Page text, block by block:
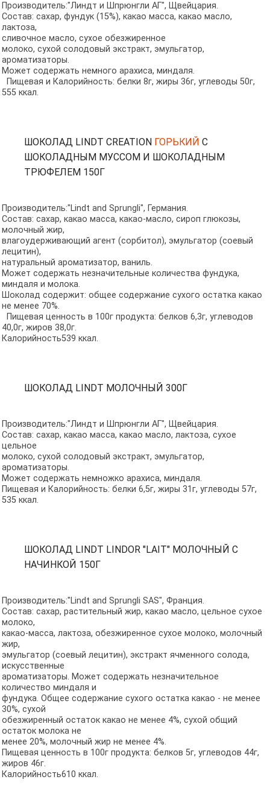
Производитель:"Линдт и Шпрюнгли АГ", Щвейцария.
Состав: сахар, фундук (15%), какао масса, какао масло,
лактоза,
сливочное масло, сухое обезжиренное
молоко, сухой солодовый экстракт, эмульгатор,
ароматизаторы.
Может содержать немного арахиса, миндаля.
Пищевая и Калорийность: белки 8г, жиры 36г, углеводы 50г,
555 ккал.
ШОКОЛАД LINDT CREATION ГОРЬКИЙ С
ШОКОЛАДНЫМ МУССОМ И ШОКОЛАДНЫМ
ТРЮФЕЛЕМ 150Г
Производитель:"Lindt and Sprungli", Германия.
Состав: сахар, какао масса, какао-масло, сироп глюкозы,
молочный жир,
влагоудерживающий агент (сорбитол), эмульгатор (соевый
лецитин),
натуральный ароматизатор, ваниль.
Может содержать незначительные количества фундука,
миндаля и молока.
Шоколад содержит: общее содержание сухого остатка какао
не менее 70%.
Пищевая ценность в 100г продукта: белков 6,3г, углеводов
40,0г, жиров 38,0г.
Калорийность539 ккал.
ШОКОЛАД LINDT МОЛОЧНЫЙ 300Г
Производитель:"Линдт и Шпрюнгли АГ", Щвейцария.
Состав: сахар, какао масса, какао масло, лактоза, сухое
цельное
молоко, сухой солодовый экстракт, эмульгатор,
ароматизаторы.
Может содержать немножко арахиса, миндаля.
Пищевая и Калорийность: белки 6,5г, жиры 31г, углеводы 57г,
535 ккал.
ШОКОЛАД LINDT LINDOR "LAIT" МОЛОЧНЫЙ С
НАЧИНКОЙ 150Г
Производитель:"Lindt and Sprungli SAS", Франция.
Состав: сахар, растительный жир, какао масло, цельное сухое
молоко,
какао-масса, лактоза, обезжиренное сухое молоко, молочный
жир,
эмульгатор (соевый лецитин), экстракт ячменного солода,
искусственные
ароматизаторы. Может содержать незначительное
количество миндаля и
фундука. Общее содержание сухого остатка какао - не менее
30%, сухой
обезжиренный остаток какао не менее 4%, сухой общий
остаток молока не
менее 20%, молочный жир не менее 4%.
Пищевая ценность в 100г продукта: белков 5г, углеводов 44г,
жиров 46г.
Калорийность610 ккал.